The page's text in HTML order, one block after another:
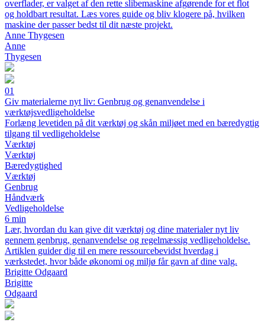
overflader, er valget af den rette slibemaskine afgørende for et flot
og holdbart resultat. Læs vores guide og bliv klogere på, hvilken
maskine der passer bedst til dit næste projekt.
Anne Thygesen
Anne
Thygesen
01
Giv materialerne nyt liv: Genbrug og genanvendelse i
værktøjsvedligeholdelse
Forlæng levetiden på dit værktøj og skån miljøet med en bæredygtig
tilgang til vedligeholdelse
Værktøj
Værktøj
Bæredygtighed
Værktøj
Genbrug
Håndværk
Vedligeholdelse
6 min
Lær, hvordan du kan give dit værktøj og dine materialer nyt liv
gennem genbrug, genanvendelse og regelmæssig vedligeholdelse.
Artiklen guider dig til en mere ressourcebevidst hverdag i
værkstedet, hvor både økonomi og miljø får gavn af dine valg.
Brigitte Odgaard
Brigitte
Odgaard